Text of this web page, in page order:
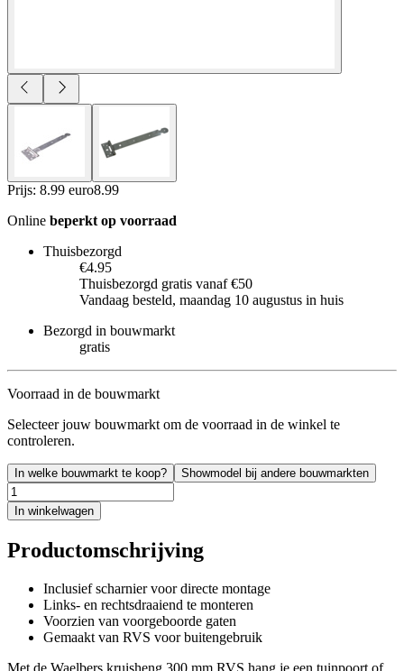
Prijs: 8.99 euro8.99
Online beperkt op voorraad
Thuisbezorgd
€4.95
Thuisbezorgd gratis vanaf €50
Vandaag besteld, maandag 10 augustus in huis
Bezorgd in bouwmarkt
gratis
Voorraad in de bouwmarkt
Selecteer jouw bouwmarkt om de voorraad in de winkel te
controleren.
In welke bouwmarkt te koop? Showmodel bij andere bouwmarkten
In winkelwagen
Productomschrijving
Inclusief scharnier voor directe montage
Links- en rechtsdraaiend te monteren
Voorzien van voorgeboorde gaten
Gemaakt van RVS voor buitengebruik
Met de Waelbers kruisheng 300 mm RVS hang je een tuinpoort of